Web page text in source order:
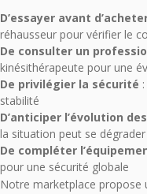
D’essayer avant
réhausseur pour vérifier le
De consulter un
kinésithérapeute pour une
De privilégier la sécurité
stabilité
D’anticiper l’évolution
la situation peut se dégrader
De compléter
pour une sécurité globale
Notre marketplace propose